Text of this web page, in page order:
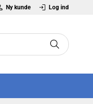
Ny kunde Log ind